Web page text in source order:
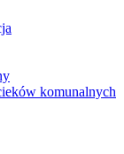
komunalnych